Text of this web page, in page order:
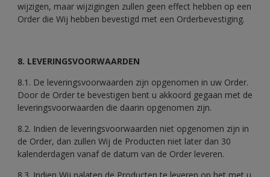
wijzigen, maar wijzigingen zullen geen effect hebben op een
Order die Wij hebben bevestigd met een Orderbevestiging.
8. LEVERINGSVOORWAARDEN
8.1. De leveringsvoorwaarden zijn opgenomen in uw Order.
Door de Order te bevestigen bent u akkoord gegaan met de
leveringsvoorwaarden die daarin opgenomen zijn.
8.2. Indien de leveringsvoorwaarden niet opgenomen zijn in
de Order, dan zullen Wij de Producten niet later dan 30
kalenderdagen vanaf de datum van de Order leveren.